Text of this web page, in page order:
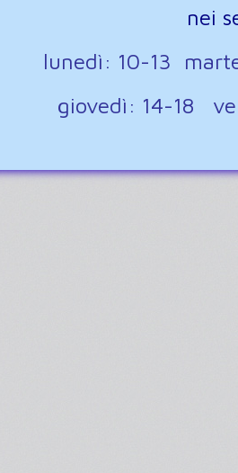
nei
lunedì: 10-13
giovedì: 14-18